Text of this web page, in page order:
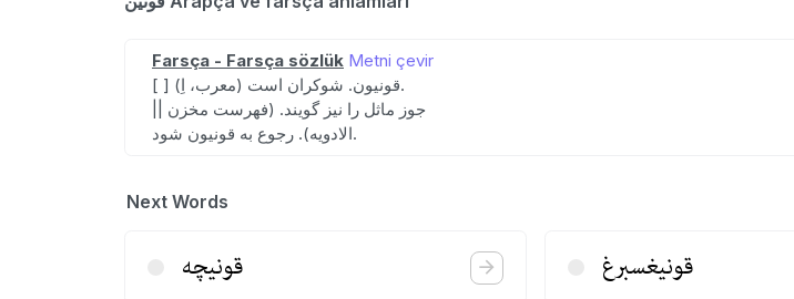
Farsça - Farsça sözlük Metni çevir
[ ] (معرب، اِ) قونیون. شوکران است.
|| جوز ماثل را نیز گویند. (فهرست مخزن
الادویه). رجوع به قونیون شود.
Next Words
قونیچه قونیغسبرغ